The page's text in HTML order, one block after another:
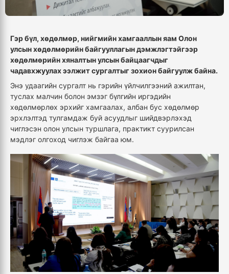
Гэр бүл, хөдөлмөр, нийгмийн хамгааллын яам Олон
улсын хөдөлмөрийн байгууллагын дэмжлэгтэйгээр
хөдөлмөрийн хяналтын улсын байцаагчдыг
чадавхжуулах ээлжит сургалтыг зохион байгуулж байна.
Энэ удаагийн сургалт нь гэрийн үйлчилгээний ажилтан,
туслах малчин болон эмзэг бүлгийн иргэдийн
хөдөлмөрлөх эрхийг хамгаалах, албан бус хөдөлмөр
эрхлэлтэд тулгамдаж буй асуудлыг шийдвэрлэхэд
чиглэсэн олон улсын туршлага, практикт суурилсан
мэдлэг олгоход чиглэж байгаа юм.